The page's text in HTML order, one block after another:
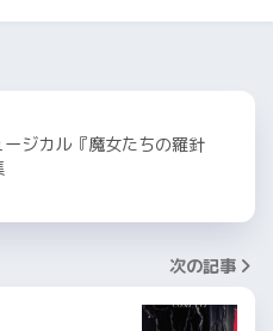
ジカル『魔女たちの羅針
次の記事